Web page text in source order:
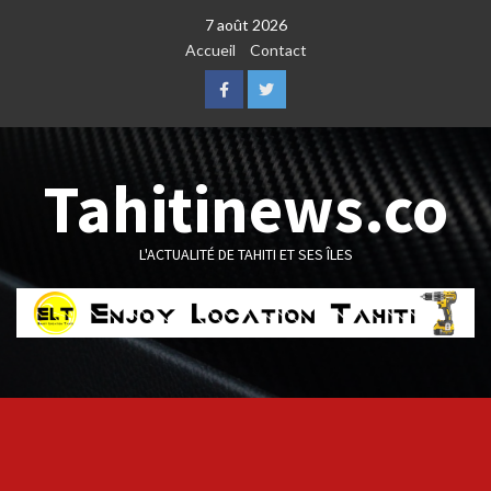
7 août 2026
Accueil
Contact
FacebookTwitter
Tahitinews.co
L'ACTUALITÉ DE TAHITI ET SES ÎLES